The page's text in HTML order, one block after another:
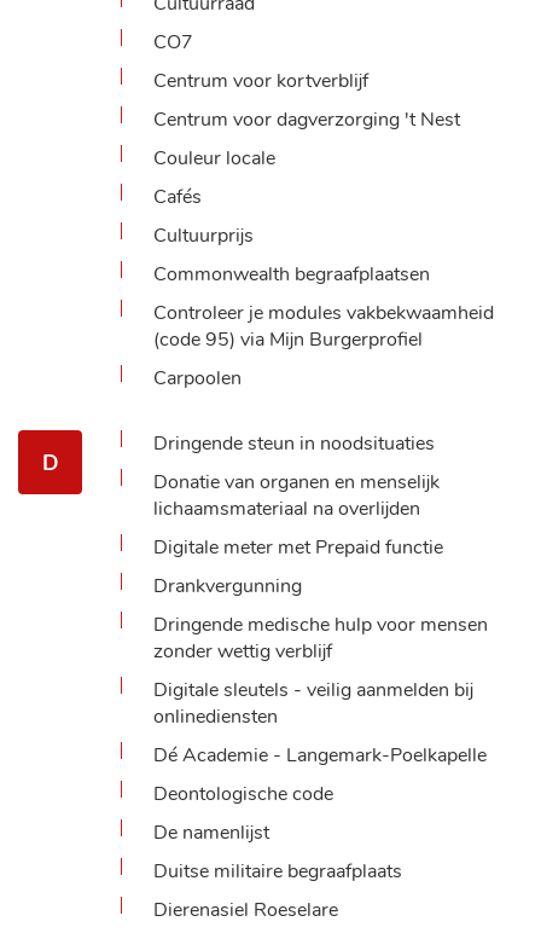
CO7
Centrum voor kortverblijf
Centrum voor dagverzorging 't Nest
Couleur locale
Cafés
Cultuurprijs
Commonwealth begraafplaatsen
Controleer je modules vakbekwaamheid
(code 95) via Mijn Burgerprofiel
Carpoolen
D
Dringende steun in noodsituaties
Donatie van organen en menselijk
lichaamsmateriaal na overlijden
Digitale meter met Prepaid functie
Drankvergunning
Dringende medische hulp voor mensen
zonder wettig verblijf
Digitale sleutels - veilig aanmelden bij
onlinediensten
Dé Academie - Langemark-Poelkapelle
Deontologische code
De namenlijst
Duitse militaire begraafplaats
Dierenasiel Roeselare